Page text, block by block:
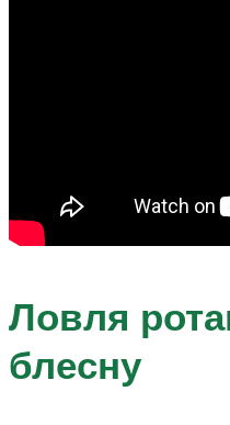
Ловля
блесну